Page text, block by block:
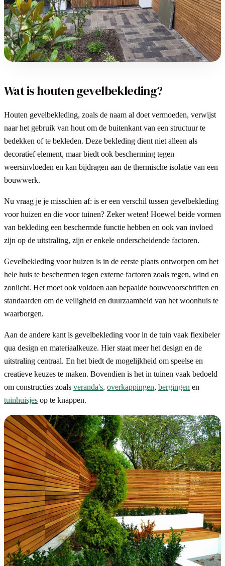
Wat is houten gevelbekleding?
Houten gevelbekleding, zoals de naam al doet vermoeden, verwijst
naar het gebruik van hout om de buitenkant van een structuur te
bedekken of te bekleden. Deze bekleding dient niet alleen als
decoratief element, maar biedt ook bescherming tegen
weersinvloeden en kan bijdragen aan de thermische isolatie van een
bouwwerk.
Nu vraag je je misschien af: is er een verschil tussen gevelbekleding
voor huizen en die voor tuinen? Zeker weten! Hoewel beide vormen
van bekleding een beschermde functie hebben en ook van invloed
zijn op de uitstraling, zijn er enkele onderscheidende factoren.
Gevelbekleding voor huizen is in de eerste plaats ontworpen om het
hele huis te beschermen tegen externe factoren zoals regen, wind en
zonlicht. Het moet ook voldoen aan bepaalde bouwvoorschriften en
standaarden om de veiligheid en duurzaamheid van het woonhuis te
waarborgen.
Aan de andere kant is gevelbekleding voor in de tuin vaak flexibeler
qua design en materiaalkeuze. Hier staat meer het design en de
uitstraling centraal. En het biedt de mogelijkheid om speelse en
creatieve keuzes te maken. Bovendien is het in tuinen vaak bedoeld
om constructies zoals veranda's, overkappingen, bergingen en
tuinhuisjes op te knappen.